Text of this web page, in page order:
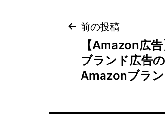
投
ゲ
前の投稿
【Amazon広
ブランド広告
Amazonブラ